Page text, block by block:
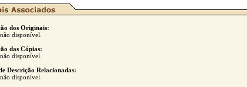
dos Originais:
disponível.
das Cópias:
disponível.
Descrição Relacionadas:
disponível.